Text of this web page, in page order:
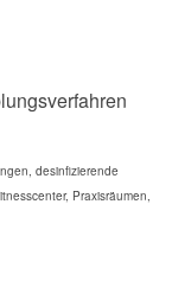
desinfizierende
Praxisräumen,